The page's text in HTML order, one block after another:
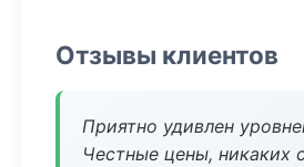
Отзывы клиентов
Приятно удивлен
Честные цены, никаких